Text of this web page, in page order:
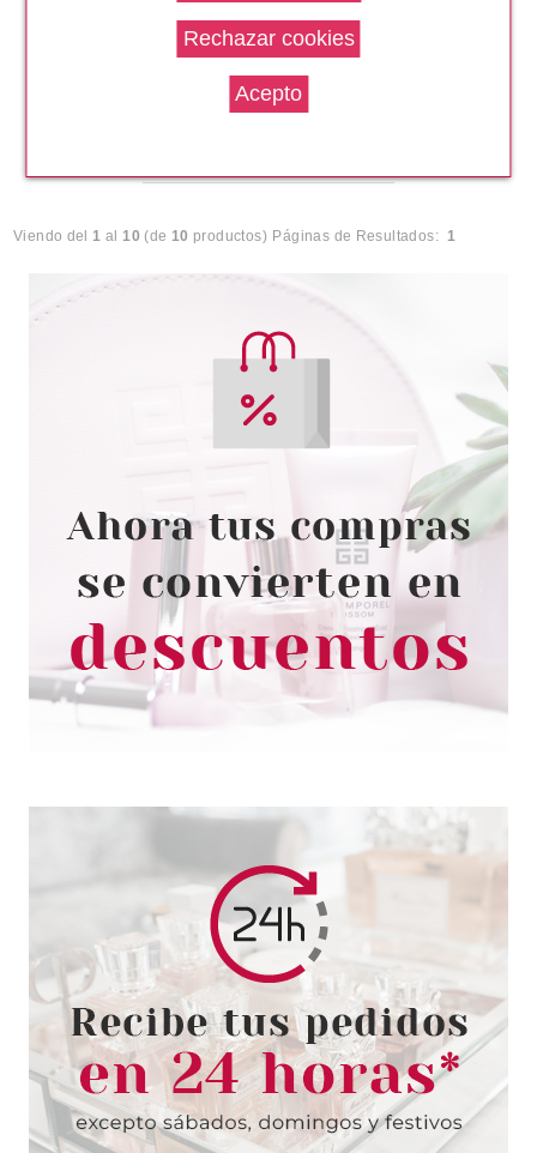
TIGI
BED HEAD FOR MEN CLEAN UP
PEPPERMINT CONDITIONER
Viendo del1 al10 (de 10 productos) Páginas de Resultados: 1